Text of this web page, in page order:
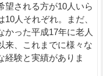
される方が10人いら
人それぞれ。まだ、
かった平成17年に老人
来、これまでに様々な
経験と実績がありま